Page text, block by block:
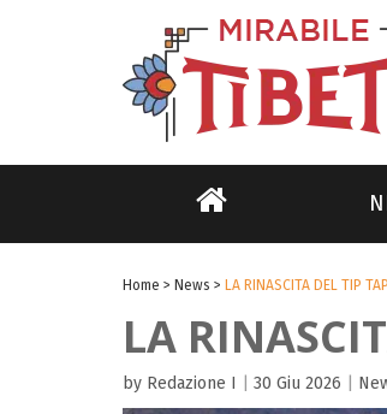
Home > News > LA RINASCITA DEL TIP
LA
by Redazione I 30 Giu 2026